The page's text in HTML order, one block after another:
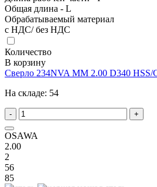
Общая длина - L
Обрабатываемый материал
с НДС/ без НДС
Количество
В корзину
Сверло 234NVA MM 2.00 D340 HSS/
На складе: 54
- +
OSAWA
2.00
2
56
85